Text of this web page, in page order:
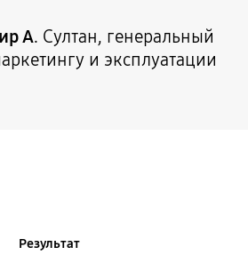
А. Султан, генеральный
и эксплуатации
Результат